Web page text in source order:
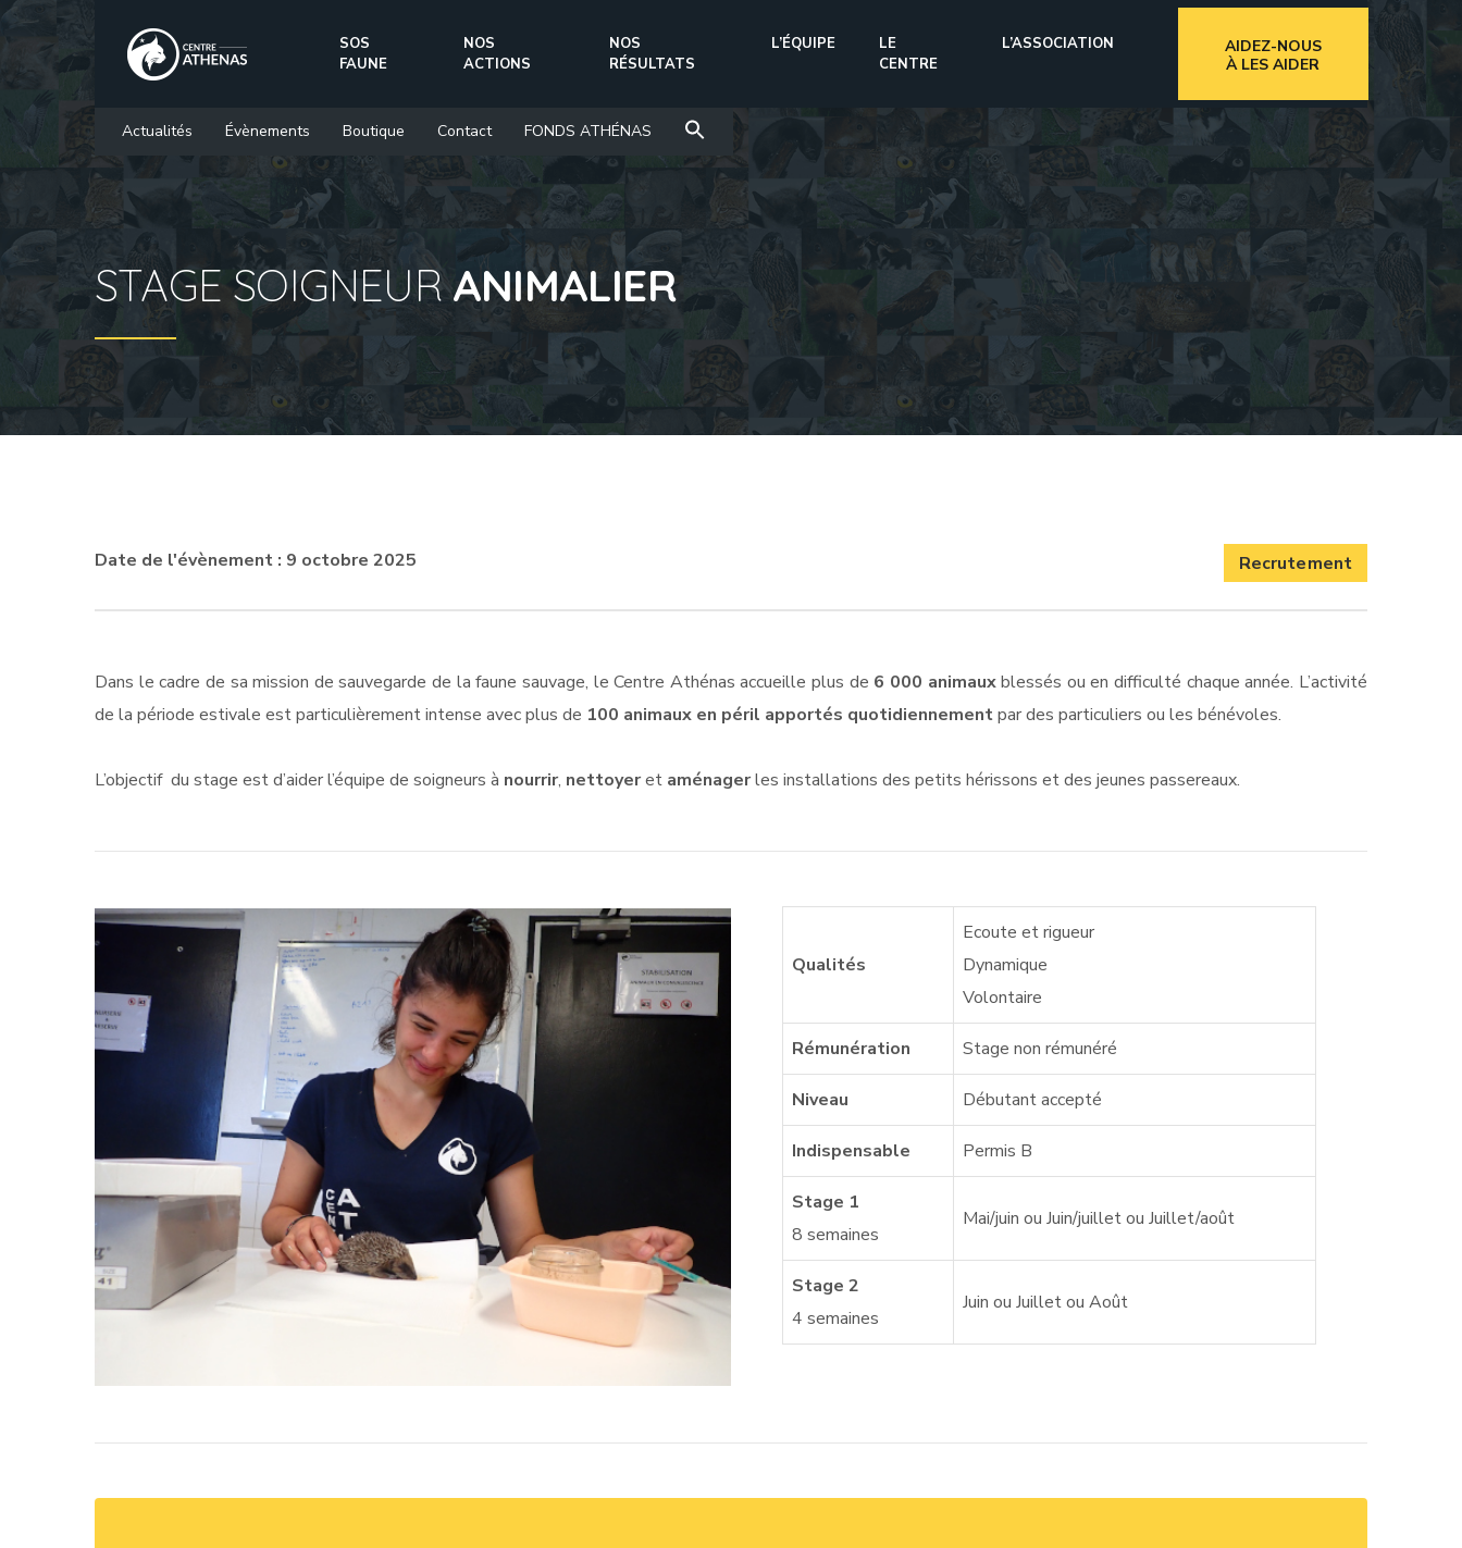
SOS
FAUNE
NOS
ACTIONS
NOS
RÉSULTATS
L’ÉQUIPE
LE
CENTRE
L’ASSOCIATION
AIDEZ-NOUS
À LES AIDER
Actualités Évènements Boutique Contact FONDS ATHÉNAS
STAGE SOIGNEURANIMALIER
Date de l'évènement : 9 octobre 2025 Recrutement
Dans le cadre de sa mission de sauvegarde de la faune sauvage, le Centre Athénas accueille plus de 6 000 animauxblessés ou en difficulté chaque année. L’activité
de la période estivale est particulièrement intense avec plus de 100 animaux en péril apportés quotidiennementpar des particuliers ou les bénévoles.
L’objectif du stage est d’aider l’équipe de soigneurs à nourrir, nettoyeret aménagerles installations des petits hérissons et des jeunes passereaux.
Qualités
Ecoute et rigueur
Dynamique
Volontaire
Rémunération Stage non rémunéré
Niveau Débutant accepté
Indispensable Permis B
Stage 1
8 semaines
Mai/juin ou Juin/juillet ou Juillet/août
Stage 2
4 semaines
Juin ou Juillet ou Août